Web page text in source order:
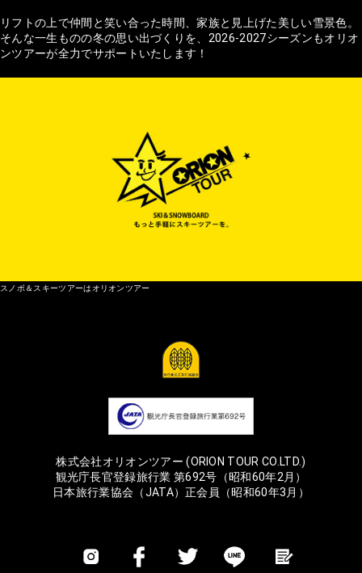
リフトの上で仲間と笑い合った時間、家族と見上げた美しい雪景色。
そんな一生ものの冬の思い出づくりを、2026-2027シーズンもオリオ
ンツアーが全力でサポートいたします！
スノボ＆スキーツアーはオリオンツアー
株式会社オリオンツアー (ORION TOUR CO.LTD.)
観光庁長官登録旅行業 第692号（昭和60年2月）
日本旅行業協会（JATA）正会員（昭和60年3月）